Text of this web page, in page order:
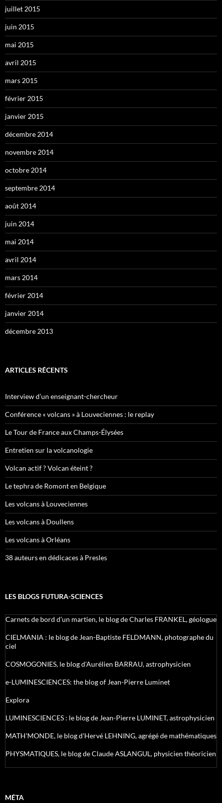
juillet 2015
juin 2015
mai 2015
avril 2015
mars 2015
février 2015
janvier 2015
décembre 2014
novembre 2014
octobre 2014
septembre 2014
août 2014
juin 2014
mai 2014
avril 2014
mars 2014
février 2014
janvier 2014
décembre 2013
ARTICLES RÉCENTS
Interview d’un enseignant-chercheur
Conférence « volcans » à Louveciennes : le replay
Le Tour de France aux Champs-Élysées
Entretien sur la volcanologie
Volcan actif ? Volcan éteint ?
Le tephra de Romont en Belgique
Les volcans à Louveciennes
Les volcans à Doullens
Les volcans à Orléans
38 auteurs en dédicaces à Presles
LES BLOGS FUTURA-SCIENCES
Carnets de bord d’un martien, le blog de Charles FRANKEL, géologue
CIELMANIA : le blog de Jean-Baptiste FELDMANN, photographe du
ciel
COSMOGONIES, le blog d'Aurélien BARRAU, astrophysicien
e-LUMINESCIENCES: the blog of Jean-Pierre Luminet
Explora
LUMINESCIENCES : le blog de Jean-Pierre LUMINET, astrophysicien
MATH'MONDE, le blog d'Hervé LEHNING, agrégé de mathématiques
PHYSMATIQUES, le blog de Claude ASLANGUL, physicien théoricien
MÉTA